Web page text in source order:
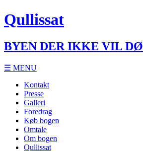
Qullissat
BYEN DER IKKE VIL DØ
☰ MENU
Kontakt
Presse
Galleri
Foredrag
Køb bogen
Omtale
Om bogen
Qullissat